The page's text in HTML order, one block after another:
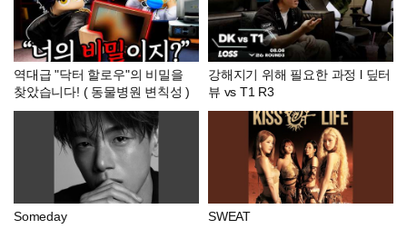
역대급 "닥터 할로우"의 비밀을
찾았습니다! ( 동물병원 변칙성 )
강해지기 위해 필요한 과정 l 딮터
뷰 vs T1 R3
Someday SWEAT